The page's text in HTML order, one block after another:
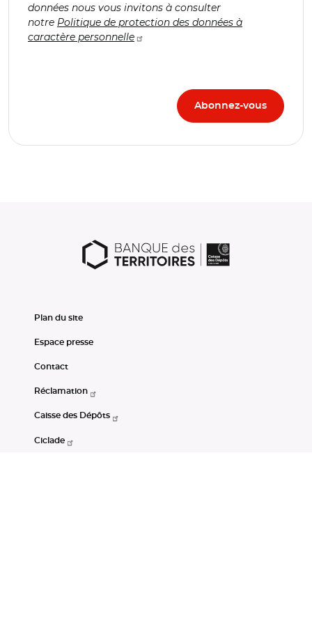
données nous vous invitons à consulter
notre Politique de protection des données à
caractère personnelle
Plan du site
Espace presse
Contact
Réclamation
Caisse des Dépôts
Ciclade